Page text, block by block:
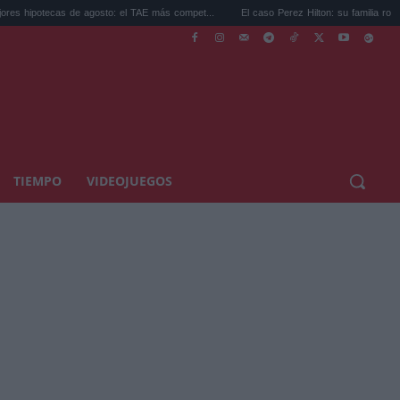
agosto: el TAE más compet... El caso Perez Hilton: su familia rompe el silencio...
TIEMPO VIDEOJUEGOS